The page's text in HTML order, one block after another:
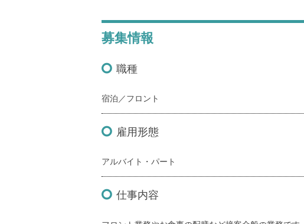
募集情報
職種
宿泊／フロント
雇用形態
アルバイト・パート
仕事内容